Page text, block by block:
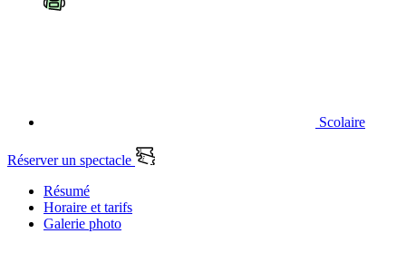
Scolaire
Réserver un spectacle
Résumé
Horaire et tarifs
Galerie photo